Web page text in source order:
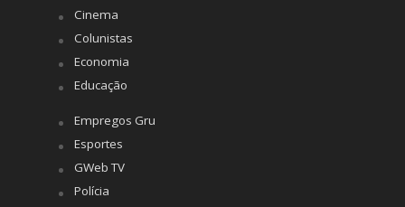
Cinema
Colunistas
Economia
Educação
Empregos Gru
Esportes
GWeb TV
Polícia